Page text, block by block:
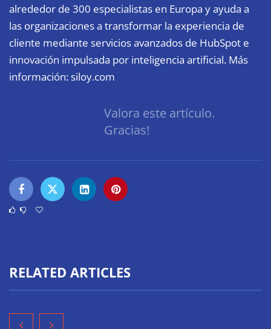
alrededor de 300 especialistas en Europa y ayuda a
las organizaciones a transformar la experiencia de
cliente mediante servicios avanzados de HubSpot e
innovación impulsada por inteligencia artificial. Más
información:siloy.com
Valora este artículo.
Gracias!
RELATED ARTICLES